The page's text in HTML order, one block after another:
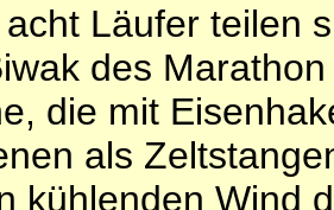
Läufer teilen
des
die mit
als
kühlenden Wind